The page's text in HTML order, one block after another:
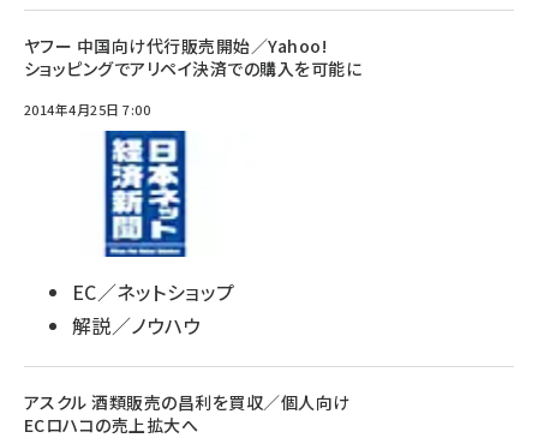
ヤフー 中国向け代行販売開始／Yahoo!
ショッピングでアリペイ決済での購入を可能に
2014年4月25日 7:00
EC／ネットショップ
解説／ノウハウ
アスクル 酒類販売の昌利を買収／個人向け
ECロハコの売上拡大へ